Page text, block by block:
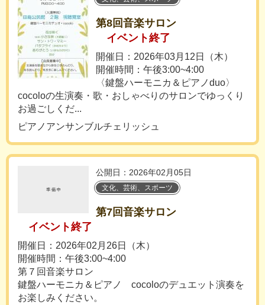
第8回音楽サロン
イベント終了
開催日：2026年03月12日（木）
開催時間：午後3:00~4:00
〈鍵盤ハーモニカ＆ピアノduo〉
cocoloの生演奏・歌・おしゃべりのサロンでゆっくり
お過ごしくだ...
ピアノアンサンブルチェリッシュ
公開日：2026年02月05日
文化、芸術、スポーツ
第7回音楽サロン
イベント終了
開催日：2026年02月26日（木）
開催時間：午後3:00~4:00
第７回音楽サロン
鍵盤ハーモニカ＆ピアノ cocoloのデュエット演奏を
お楽しみください。